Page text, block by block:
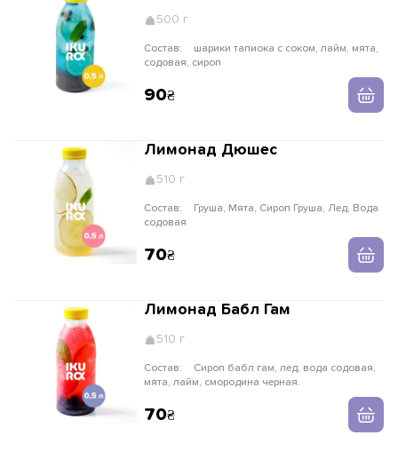
500 г
Состав:
содовая, сироп
90
Лимонад Дюшес
510 г
Состав:
содовая
70
Лимонад Бабл Гам
510 г
Состав:
мята, лайм, смородина черная.
70